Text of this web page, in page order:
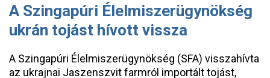
A Szingapúri Élelmiszerügynökség
ukrán tojást hívott vissza
A Szingapúri Élelmiszerügynökség (SFA) visszahívta
az ukrajnai Jaszenszvit farmról importált tojást,